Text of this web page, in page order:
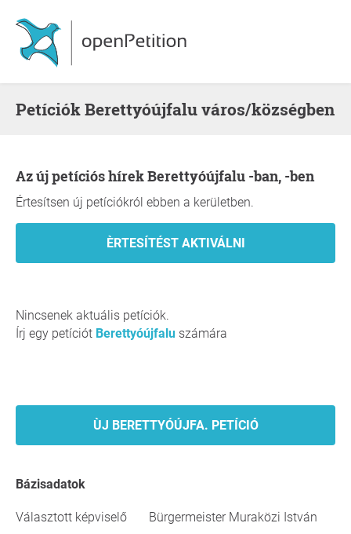
Petíciók Berettyóújfalu város/községben
Az új petíciós hírek Berettyóújfalu -ban, -ben
Értesítsen új petíciókról ebben a kerületben.
Nincsenek aktuális petíciók.
Írj egy petíciót Berettyóújfalu számára
ÙJ BERETTYÓÚJFA. PETÍCIÓ
Bázisadatok
Választott képviselő Bürgermeister Muraközi István